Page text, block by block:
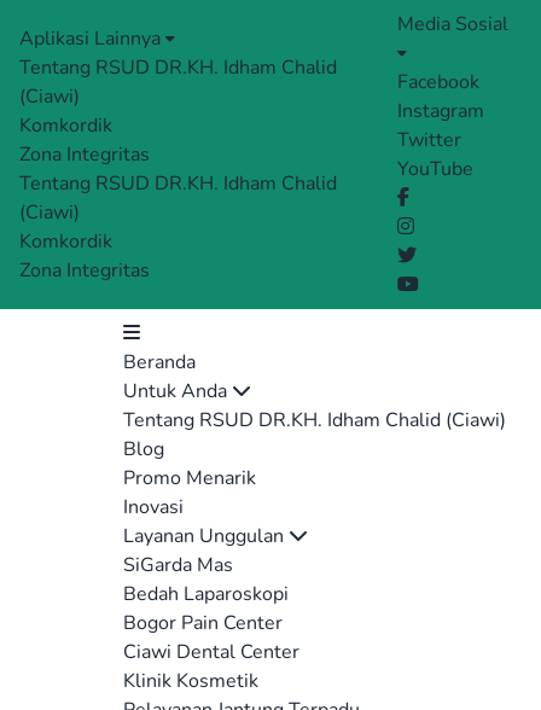
Aplikasi Lainnya
Tentang RSUD DR.KH. Idham Chalid
(Ciawi)
Komkordik
Zona Integritas
Tentang RSUD DR.KH. Idham Chalid
(Ciawi)
Komkordik
Zona Integritas
Media Sosial
Facebook
Instagram
Twitter
YouTube
Beranda
Untuk Anda
Tentang RSUD DR.KH. Idham Chalid (Ciawi)
Blog
Promo Menarik
Inovasi
Layanan Unggulan
SiGarda Mas
Bedah Laparoskopi
Bogor Pain Center
Ciawi Dental Center
Klinik Kosmetik